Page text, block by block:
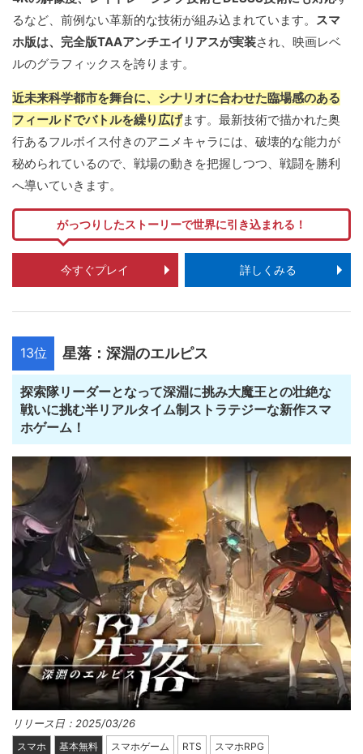
るなど、前例ない革新的な技術が組み込まれています。 スマ
ホ版は、完全版TAAアンチエイリアスが実装され、映画レベ
ルのグラフィックスを誇ります。
近未来科学都市を舞台に、シナリオに合わせた臨場感のある
フィールドでバトルを繰り広げます。最新技術で描かれた奥
行あるフルボイス付きのアニメキャラには、破壊的な能力が
秘められているので、戦場の動きを把握しつつ、戦闘を勝利
へ導いていきます。
がっつりしたストーリーで世界に引き込まれる！
今すぐプレイ 詳しくみる
13位 星落：深淵のエルピス
探索隊リーダーとなって深淵に挑み大魔王との壮絶な
戦いに挑む半リアルタイム制ストラテジーな新作スマ
ホゲーム！
リリース日：2025/03/26
スマホ 基本無料 スマホゲーム RTS スマホRPG